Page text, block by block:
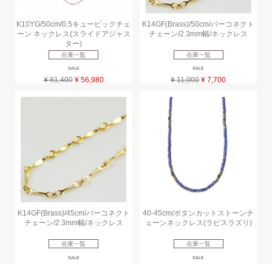
K10YG/50cm/0.5キュービックチェ
ーン ネックレス(スライドアジャス
ター)
在庫一覧
SALE
¥ 81,400 ¥ 56,980
K14GF(Brass)/50cm/バーコネクト
チェーン/2.3mm幅/ネックレス
在庫一覧
SALE
¥ 11,000 ¥ 7,700
K14GF(Brass)/45cm/バーコネクト
チェーン/2.3mm幅/ネックレス
在庫一覧
SALE
40-45cm/ボタンカットストーンチ
ェーンネックレス(ラピスラズリ)
在庫一覧
SALE